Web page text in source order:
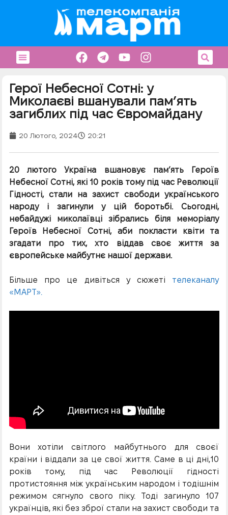
Герої Небесної Сотні: у
Миколаєві вшанували пам’ять
загиблих під час Євромайдану
20 Лютого, 2024 20:21
20 лютого Україна вшановує пам’ять Героїв
Небесної Сотні, які 10 років тому під час Революції
Гідності, стали на захист свободи українського
народу і загинули у цій боротьбі. Сьогодні,
небайдужі миколаївці зібрались біля меморіалу
Героїв Небесної Сотні, аби покласти квіти та
згадати про тих, хто віддав своє життя за
європейське майбутнє нашої держави.
Більше про це дивіться у сюжеті телеканалу
«МАРТ».
Вони хотіли світлого майбутнього для своєї
країни і віддали за це свої життя. Саме в ці дні,10
років тому, під час Революції гідності
протистояння між українським народом і тодішнім
режимом сягнуло свого піку. Тоді загинуло 107
українців, які без зброї стали на захист свободи та